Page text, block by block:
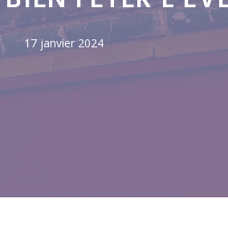
17 janvier 2024